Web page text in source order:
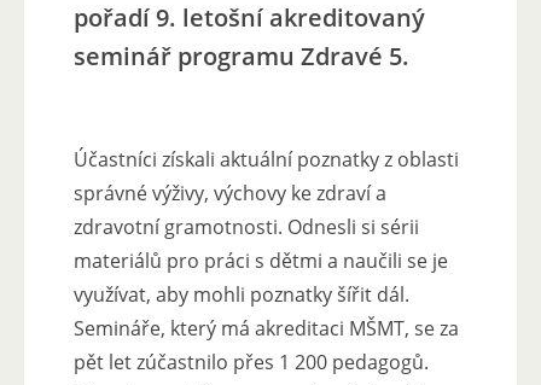
pořadí 9. letošní akreditovaný
seminář programu Zdravé 5.
Účastníci získali aktuální poznatky z oblasti
správné výživy, výchovy ke zdraví a
zdravotní gramotnosti. Odnesli si sérii
materiálů pro práci s dětmi a naučili se je
využívat, aby mohli poznatky šířit dál.
Semináře, který má akreditaci MŠMT, se za
pět let zúčastnilo přes 1 200 pedagogů.